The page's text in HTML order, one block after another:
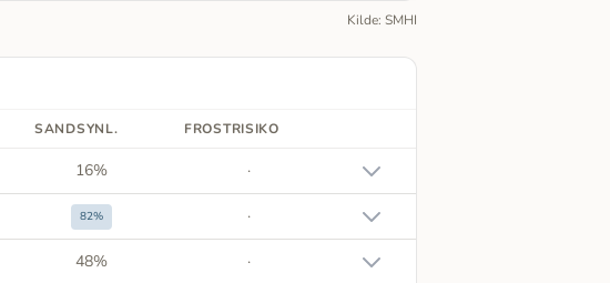
Kilde: SMHI
SANDSYNL. FROSTRISIKO
16% ·
82% ·
48% ·